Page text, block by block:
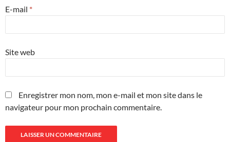
E-mail *
Site web
Enregistrer mon nom, mon e-mail et mon site dans le
navigateur pour mon prochain commentaire.